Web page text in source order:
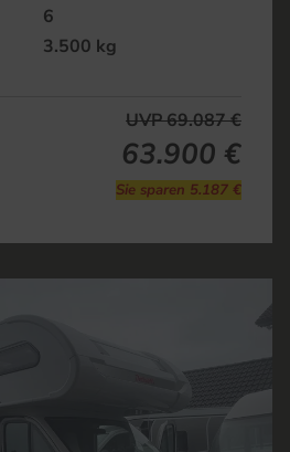
6
3.500 kg
63.900 €
UVP 69.087 €
Sie sparen 5.187 €